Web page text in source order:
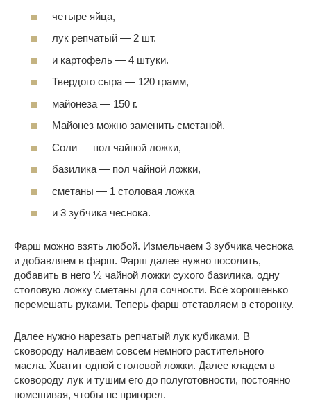
четыре яйца,
лук репчатый — 2 шт.
и картофель — 4 штуки.
Твердого сыра — 120 грамм,
майонеза — 150 г.
Майонез можно заменить сметаной.
Соли — пол чайной ложки,
базилика — пол чайной ложки,
сметаны — 1 столовая ложка
и 3 зубчика чеснока.
Фарш можно взять любой. Измельчаем 3 зубчика чеснока
и добавляем в фарш. Фарш далее нужно посолить,
добавить в него ½ чайной ложки сухого базилика, одну
столовую ложку сметаны для сочности. Всё хорошенько
перемешать руками. Теперь фарш отставляем в сторонку.
Далее нужно нарезать репчатый лук кубиками. В
сковороду наливаем совсем немного растительного
масла. Хватит одной столовой ложки. Далее кладем в
сковороду лук и тушим его до полуготовности, постоянно
помешивая, чтобы не пригорел.